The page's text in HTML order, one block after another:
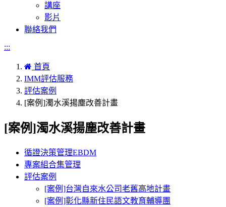
講座
影片
聯絡我們
:::
首頁
IMM評估服務
評估案例
[案例]濁水溪揚塵改善計畫
[案例]濁水溪揚塵改善計畫
循證決策管理EBDM
專案組合集管理
評估案例
[案例]台灣自來水公司老舊高地計畫
[案例]彰化縣新住民語文教育輔導團